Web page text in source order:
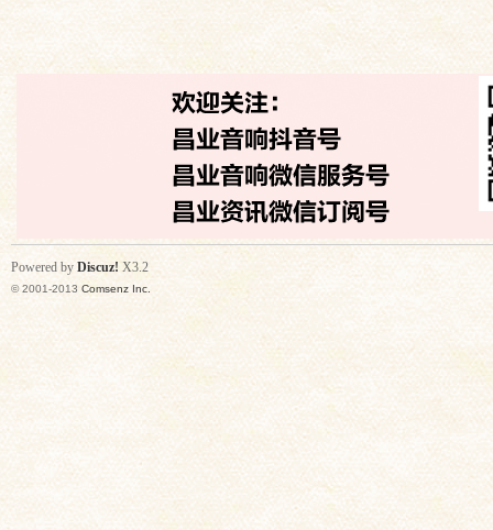
Powered by Discuz! X3.2
© 2001-2013 Comsenz Inc.